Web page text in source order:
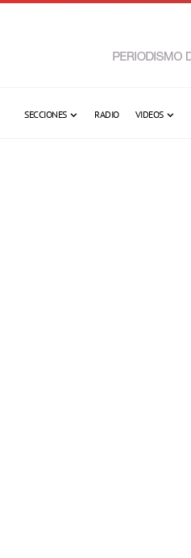
SECCIONES RADIO VIDEOS